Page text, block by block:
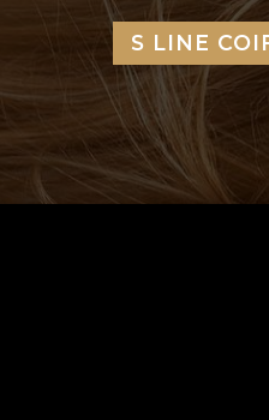
S LINE